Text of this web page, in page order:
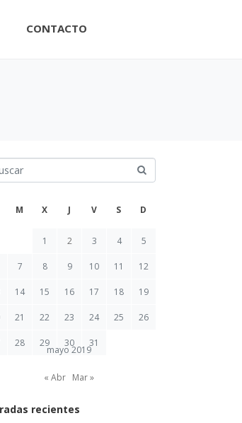
CONTACTO
mayo 2019
M X J V S D
1 2 3 4 5
7 8 9 10 11 12
14 15 16 17 18 19
21 22 23 24 25 26
28 29 30 31
« Abr Mar »
recientes